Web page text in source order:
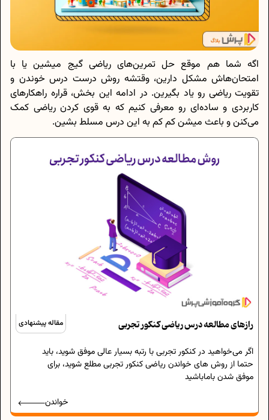
اگه شما هم موقع حل تمرین‌های ریاضی گیج میشین یا با
امتحان‌هاش مشکل دارین، وقتشه روش درست درس خوندن و
تقویت ریاضی رو یاد بگیرین. در ادامه‌ این بخش، قراره راهکارهای
کاربردی و ساده‌ای رو معرفی کنیم که به قوی کردن ریاضی کمک
می‌کنن و باعث میشن کم‌ کم به این درس مسلط بشین.
مقاله پیشنهادی رازهای مطالعه درس ریاضی کنکور تجربی
اگر می‌خواهید در کنکور تجربی با رتبه بسیار عالی موفق شوید، باید
حتما از روش های خواندن ریاضی کنکور تجربی مطلع شوید، برای
موفق شدن باماباشید
خواندن